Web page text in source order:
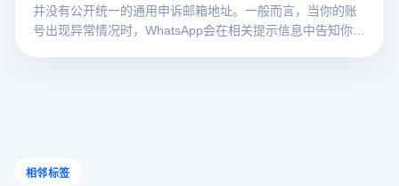
并没有公开统一的通用申诉邮箱地址。一般而言，当你的账
号出现异常情况时，WhatsApp会在相关提示信息中告知你具
相邻标签